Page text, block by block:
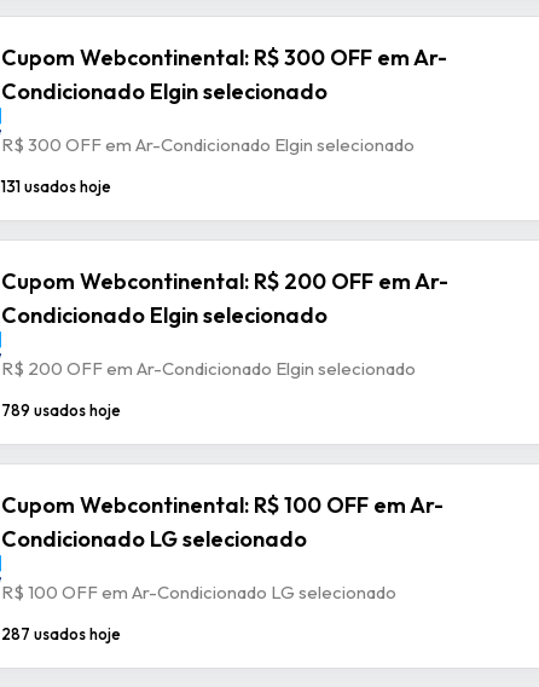
Cupom Webcontinental: R$ 300 OFF em Ar-
Condicionado Elgin selecionado
R$ 300 OFF em Ar-Condicionado Elgin selecionado
131 usados hoje
Cupom Webcontinental: R$ 200 OFF em Ar-
Condicionado Elgin selecionado
R$ 200 OFF em Ar-Condicionado Elgin selecionado
789 usados hoje
Cupom Webcontinental: R$ 100 OFF em Ar-
Condicionado LG selecionado
R$ 100 OFF em Ar-Condicionado LG selecionado
287 usados hoje